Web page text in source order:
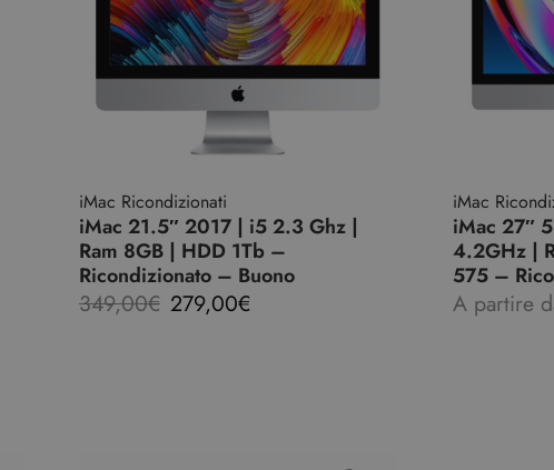
iMac Ricondizionati
iMac 21.5″ 2017 | i5 2.3 Ghz |
Ram 8GB | HDD 1Tb –
Ricondizionato – Buono
349,00€ 279,00€
iMac
iMac 27″
4.2GHz |
575 –
A partire